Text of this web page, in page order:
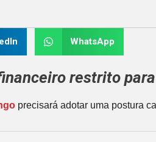
WhatsApp
restrito
precisará adotar uma postura